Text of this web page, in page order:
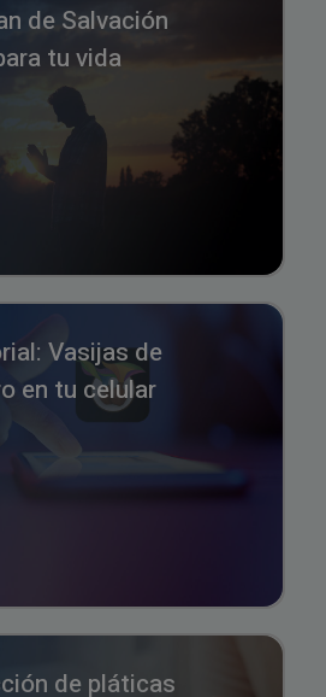
de Salvación
tu vida
Vasijas de
en tu celular
de pláticas